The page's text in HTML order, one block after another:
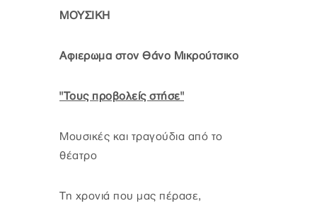
ΜΟΥΣΙΚΗ
Αφιερωμα στον Θάνο Μικρούτσικο
"Τους προβολείς στήσε"
Μουσικές και τραγούδια από το
θέατρο
Τη χρονιά που μας πέρασε,